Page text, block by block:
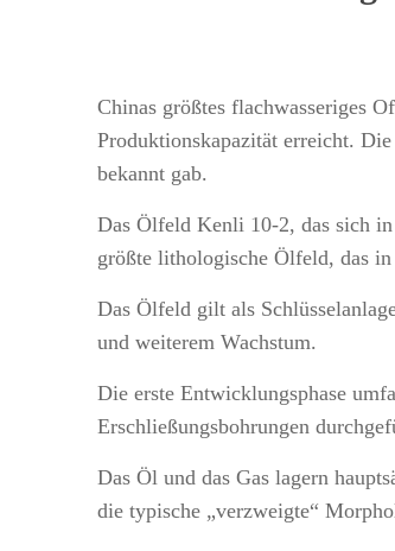
Chinas größtes flachwasseriges
Produktionskapazität erreicht.
bekannt gab.
Das Ölfeld Kenli 10-2, das sich
größte lithologische Ölfeld, das
Das Ölfeld gilt als
und weiterem Wachstum.
Die erste Entwicklungsphase
Erschließungsbohrungen
Das Öl und das Gas lagern
die typische „verzweigte“